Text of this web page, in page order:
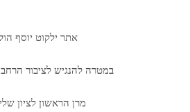
אתר ילקוט יוסף
במטרה להנגיש לציבור
מרן הראשון לציון